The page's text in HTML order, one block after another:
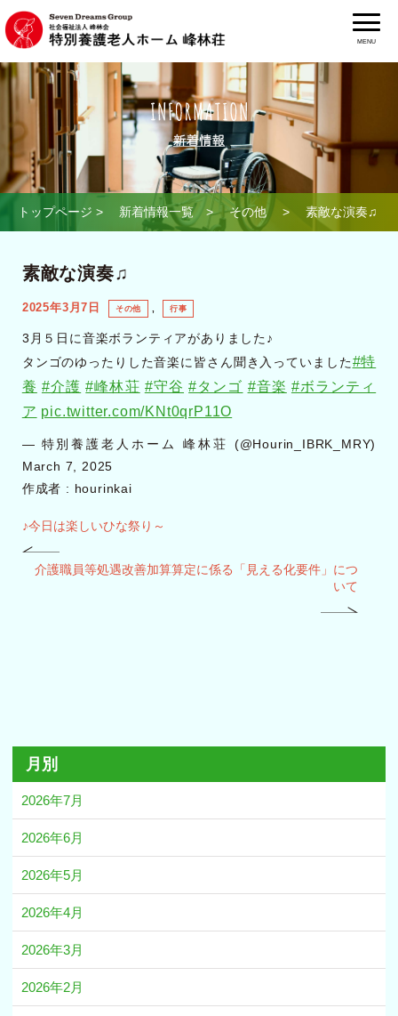
MENU
トップページ > 新着情報一覧>その他> 素敵な演奏♫
素敵な演奏♫
2025年3月7日 その他 行事
3月５日に音楽ボランティアがありました♪
タンゴのゆったりした音楽に皆さん聞き入っていました#特
養 #介護 #峰林荘 #守谷 #タンゴ #音楽 #ボランティ
ア pic.twitter.com/KNt0qrP11O
— 特別養護老人ホーム 峰林荘 (@Hourin_IBRK_MRY)
March 7, 2025
作成者 : hourinkai
♪今日は楽しいひな祭り～
介護職員等処遇改善加算算定に係る「見える化要件」につ
いて
月別
2026年7月
2026年6月
2026年5月
2026年4月
2026年3月
2026年2月